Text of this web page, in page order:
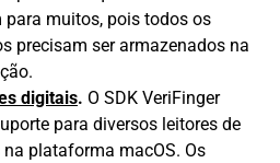
muitos, pois todos os
precisam ser armazenados na
digitais. O SDK VeriFinger
para diversos leitores de
plataforma macOS. Os